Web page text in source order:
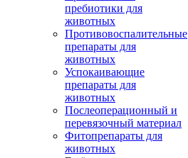
пребиотики для
животных
Противовоспалительные
препараты для
животных
Успокаивающие
препараты для
животных
Послеоперационный и
перевязочный материал
Фитопрепараты для
животных